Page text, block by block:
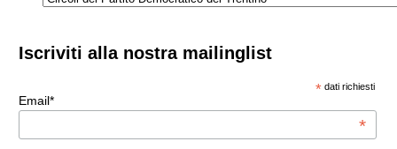
Iscriviti alla nostra mailinglist
* dati richiesti
Email*
*